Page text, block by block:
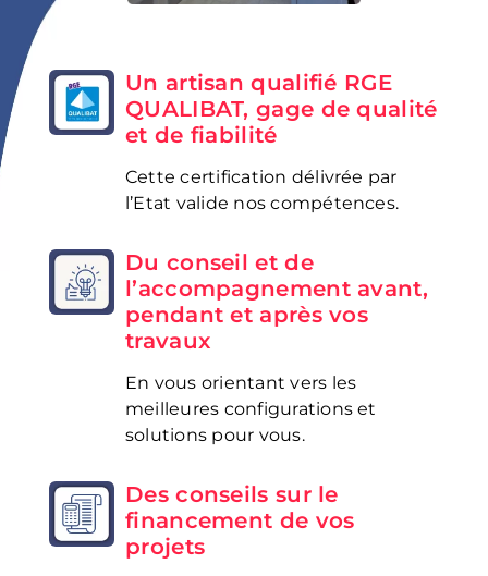
Un artisan qualifié RGE
QUALIBAT, gage de qualité
et de fiabilité
Cette certification délivrée par
l’Etat valide nos compétences.
Du conseil et de
l’accompagnement avant,
pendant et après vos
travaux
En vous orientant vers les
meilleures configurations et
solutions pour vous.
Des conseils sur le
financement de vos
projets